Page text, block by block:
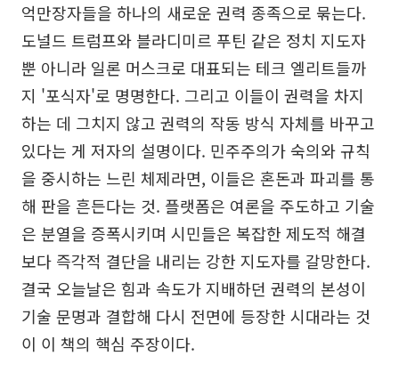
억만장자들을 하나의 새로운 권력 종족으로 묶는다.
도널드 트럼프와 블라디미르 푸틴 같은 정치 지도자
뿐 아니라 일론 머스크로 대표되는 테크 엘리트들까
지 '포식자'로 명명한다. 그리고 이들이 권력을 차지
하는 데 그치지 않고 권력의 작동 방식 자체를 바꾸고
있다는 게 저자의 설명이다. 민주주의가 숙의와 규칙
을 중시하는 느린 체제라면, 이들은 혼돈과 파괴를 통
해 판을 흔든다는 것. 플랫폼은 여론을 주도하고 기술
은 분열을 증폭시키며 시민들은 복잡한 제도적 해결
보다 즉각적 결단을 내리는 강한 지도자를 갈망한다.
결국 오늘날은 힘과 속도가 지배하던 권력의 본성이
기술 문명과 결합해 다시 전면에 등장한 시대라는 것
이 이 책의 핵심 주장이다.